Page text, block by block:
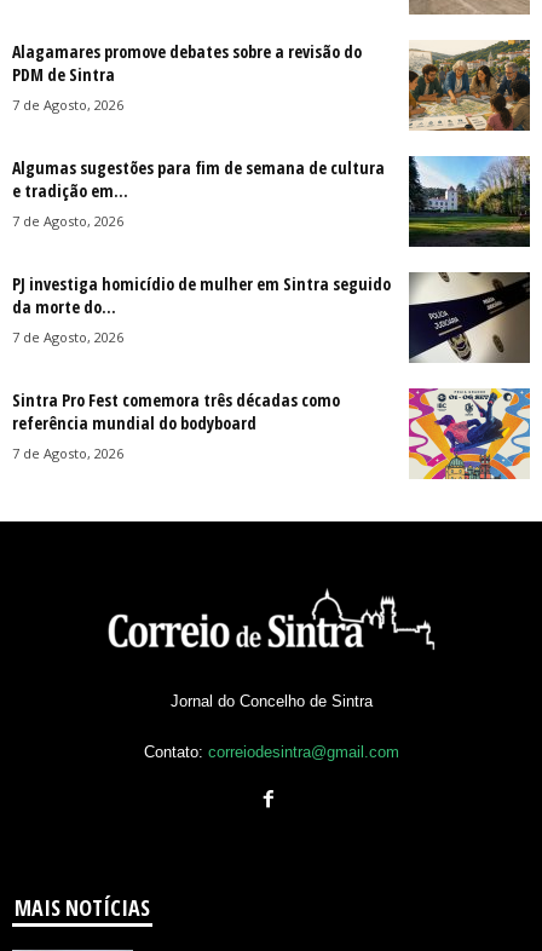
Alagamares promove debates sobre a revisão do
PDM de Sintra
7 de Agosto, 2026
Algumas sugestões para fim de semana de cultura
e tradição em...
7 de Agosto, 2026
PJ investiga homicídio de mulher em Sintra seguido
da morte do...
7 de Agosto, 2026
Sintra Pro Fest comemora três décadas como
referência mundial do bodyboard
7 de Agosto, 2026
Jornal do Concelho de Sintra
Contato: correiodesintra@gmail.com
MAIS NOTÍCIAS